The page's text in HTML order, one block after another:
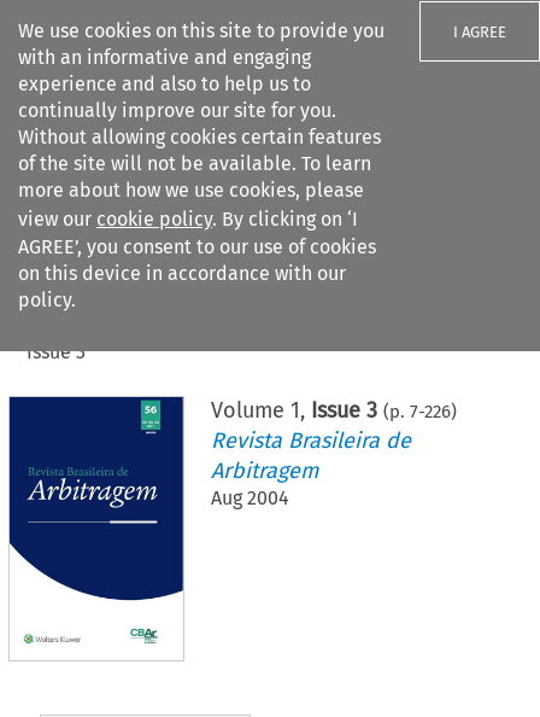
We use cookies on this site to provide you
with an informative and engaging
experience and also to help us to
continually improve our site for you.
Without allowing cookies certain features
of the site will not be available. To learn
more about how we use cookies, please
view our cookie policy. By clicking on ‘I
AGREE’, you consent to our use of cookies
on this device in accordance with our
policy.
I AGREE
Search filters
Citation search
Issue 3
Volume 1, Issue 3 (p. 7-226)
Revista Brasileira de
Arbitragem
Aug 2004